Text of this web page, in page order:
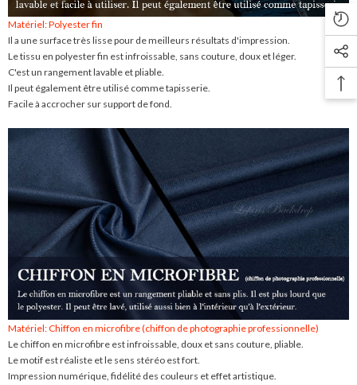
Matériel: Polyester fin
Il a une surface très lisse pour de meilleurs résultats d'impression.
Le tissu en polyester fin est infroissable, sans couture, doux et léger.
C'est un rangement lavable et pliable.
Il peut également être utilisé comme tapisserie.
Facile à accrocher sur support de fond.
Matériel: Chiffon en microfibre (chiffon de photographie professionnelle)
Le chiffon en microfibre est infroissable, doux et sans couture, pliable.
Le motif est réaliste et le sens stéréo est fort.
Impression numérique, fidélité des couleurs et effet artistique.